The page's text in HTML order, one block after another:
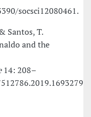
socsci12080461.
Santos, T.
and the
14: 208–